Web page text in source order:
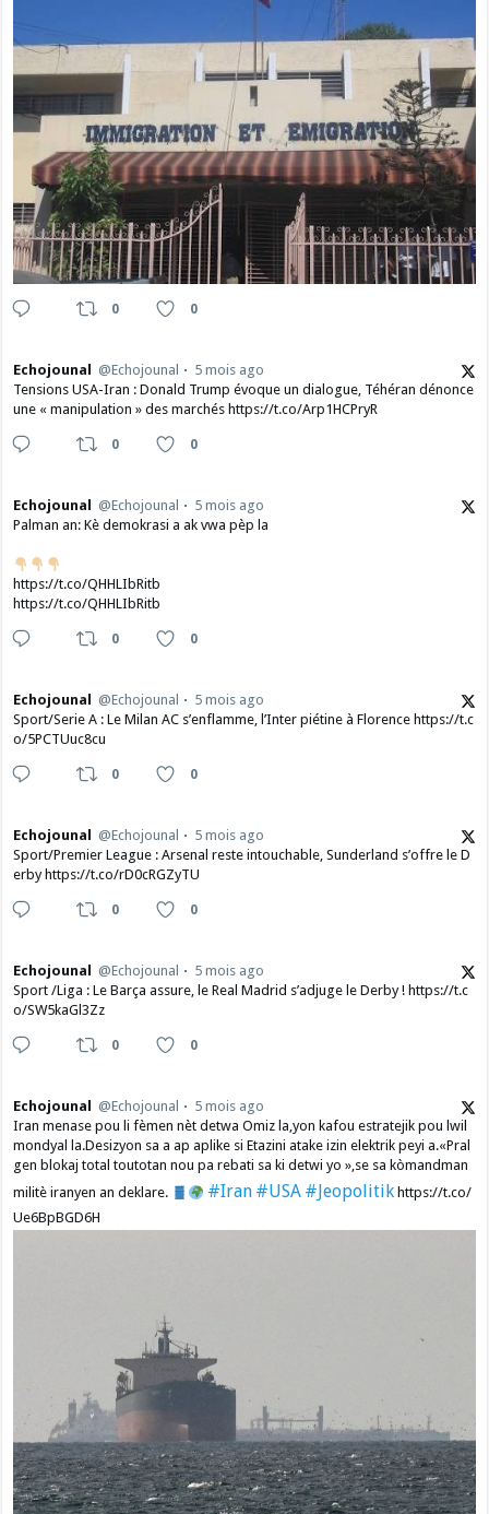
0 0
Echojounal @Echojounal
5 mois ago
Tensions USA-Iran : Donald Trump évoque un dialogue, Téhéran dénonce
une « manipulation » des marchés https://t.co/Arp1HCPryR
0 0
Echojounal @Echojounal
5 mois ago
Palman an: Kè demokrasi a ak vwa pèp la
https://t.co/QHHLIbRitb
https://t.co/QHHLIbRitb
0 0
Echojounal @Echojounal
5 mois ago
Sport/Serie A : Le Milan AC s’enflamme, l’Inter piétine à Florence https://t.c
o/5PCTUuc8cu
0 0
Echojounal @Echojounal
5 mois ago
Sport/Premier League : Arsenal reste intouchable, Sunderland s’offre le D
erby https://t.co/rD0cRGZyTU
0 0
Echojounal @Echojounal
5 mois ago
Sport /Liga : Le Barça assure, le Real Madrid s’adjuge le Derby ! https://t.c
o/SW5kaGl3Zz
0 0
Echojounal @Echojounal
5 mois ago
Iran menase pou li fèmen nèt detwa Omiz la,yon kafou estratejik pou lwil
mondyal la.Desizyon sa a ap aplike si Etazini atake izin elektrik peyi a.​«Pral
gen blokaj total toutotan nou pa rebati sa ki detwi yo »,se sa kòmandman
militè iranyen an deklare.
#Iran #USA #Jeopolitikhttps://t.co/
Ue6BpBGD6H